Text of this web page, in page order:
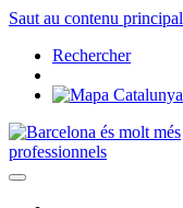
Saut au contenu principal
Rechercher
professionnels